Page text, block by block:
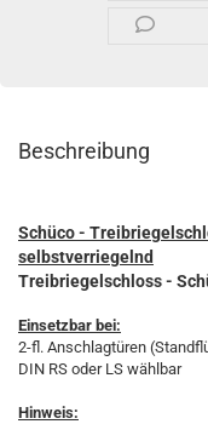
Beschreibung
Schüco -
selbstverriegelnd
Treibriegelschloss -
Einsetzbar bei:
2-fl. Anschlagtüren
DIN RS oder LS wählbar
Hinweis: